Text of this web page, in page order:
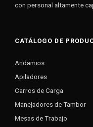
con personal altamente
CATÁLOGO DE
Andamios
Apiladores
Carros de Carga
Manejadores de Tambor
Mesas de Trabajo